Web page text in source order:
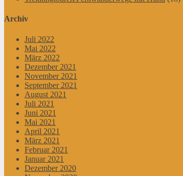
Archiv
Juli 2022
Mai 2022
März 2022
Dezember 2021
November 2021
September 2021
August 2021
Juli 2021
Juni 2021
Mai 2021
April 2021
März 2021
Februar 2021
Januar 2021
Dezember 2020